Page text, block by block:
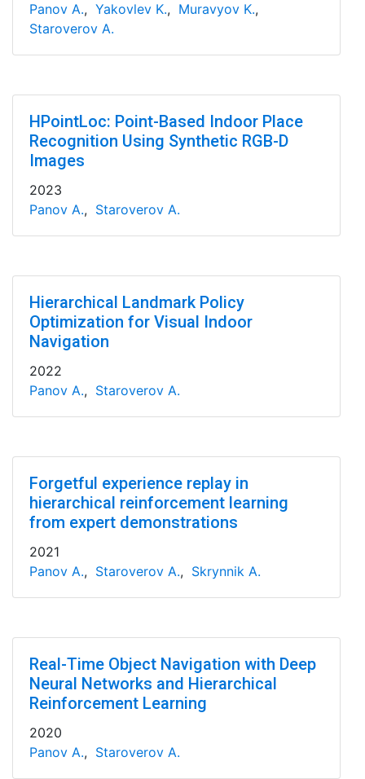
Panov A., Yakovlev K., Muravyov K.,
Staroverov A.
HPointLoc: Point-Based Indoor Place
Recognition Using Synthetic RGB-D
Images
2023
Panov A., Staroverov A.
Hierarchical Landmark Policy
Optimization for Visual Indoor
Navigation
2022
Panov A., Staroverov A.
Forgetful experience replay in
hierarchical reinforcement learning
from expert demonstrations
2021
Panov A., Staroverov A., Skrynnik A.
Real-Time Object Navigation with Deep
Neural Networks and Hierarchical
Reinforcement Learning
2020
Panov A., Staroverov A.